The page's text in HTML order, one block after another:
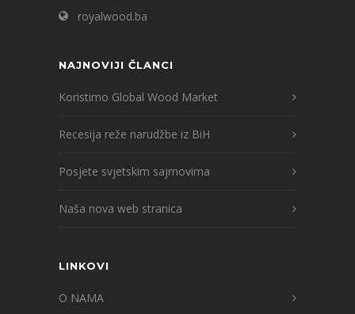
royalwood.ba
NAJNOVIJI ČLANCI
Koristimo Global Wood Market
Recesija reže narudžbe iz BiH
Posjete svjetskim sajmovima
Naša nova web stranica
LINKOVI
O NAMA